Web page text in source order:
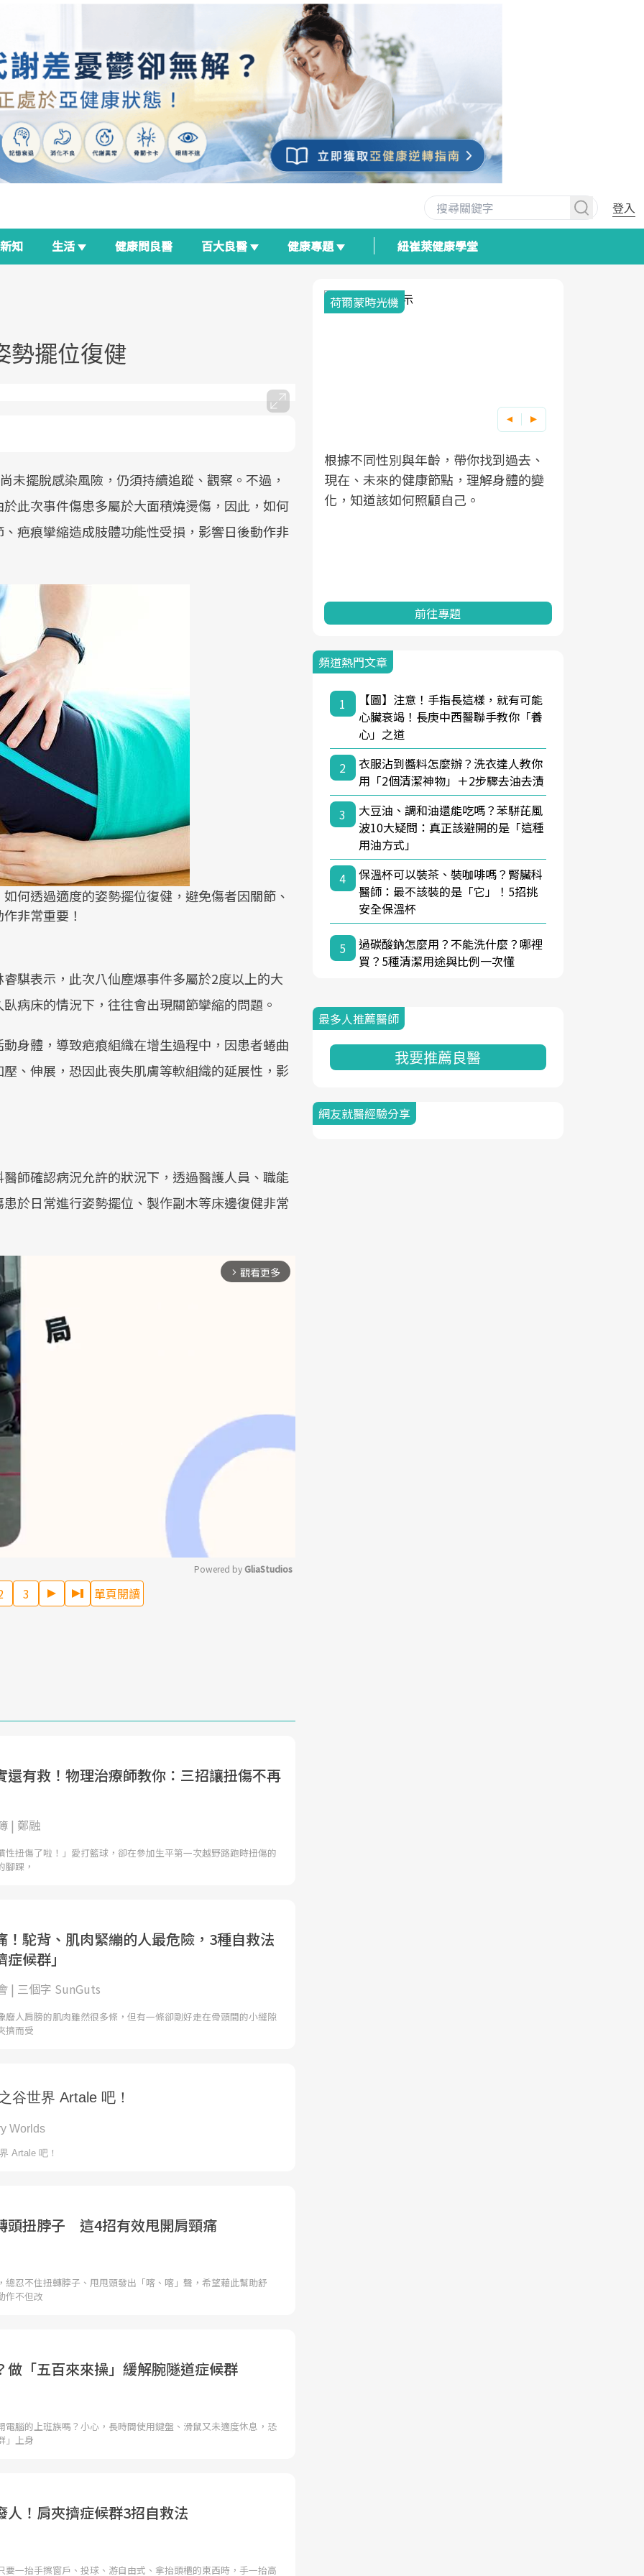
登入
新知 生活 健康問良醫 百大良醫 健康專題 紐崔萊健康學堂
勢擺位復健
未擺脫感染風險，仍須持續追蹤、觀察。不過，
此次事件傷患多屬於大面積燒燙傷，因此，如何
疤痕攣縮造成肢體功能性受損，影響日後動作非
何透過適度的姿勢擺位復健，避免傷者因關節、
非常重要！
騏表示，此次八仙塵爆事件多屬於2度以上的大
病床的情況下，往往會出現關節攣縮的問題。
身體，導致疤痕組織在增生過程中，因患者蜷曲
、伸展，恐因此喪失肌膚等軟組織的延展性，影
師確認病況允許的狀況下，透過醫護人員、職能
於日常進行姿勢擺位、製作副木等床邊復健非常
arrow_forward_ios 觀看更多
Powered by GliaStudios
3 單頁閱讀
還有救！物理治療師教你：三招讓扭傷不再
| 鄭融
性扭傷了啦！」愛打籃球，卻在參加生平第一次越野路跑時扭傷的
腳踝，
！駝背、肌肉緊繃的人最危險，3種自救法
候群」
| 三個字 SunGuts
廢人肩膀的肌肉雖然很多條，但有一條卻剛好走在骨頭間的小縫隙
擠而受
頭扭脖子 這4招有效甩開肩頸痛
總忍不住扭轉脖子、甩甩頭發出「喀、喀」聲，希望藉此幫助舒
作不但改
做「五百來來操」緩解腕隧道症候群
電腦的上班族嗎？小心，長時間使用鍵盤、滑鼠又未適度休息，恐
」上身
人！肩夾擠症候群3招自救法
要一抬手擦窗戶、投球、游自由式、拿抬頭櫃的東西時，手一抬高
邁向「健康照護」的新時代。隨著國家
政策如「健康台灣推動委員會」與「長
關注的核心議題。然而，健檢不只是醫
狀況、啟動健康管理的重要起點。
健康新生活」，從講座、體驗到運動，
全面啟動你的健康革命！
發，透過醫學觀點與日常感受的對話，
建立對亞健康的認知，進而引導實際的
荷爾蒙時光機
根據不同性別與年齡，帶你找到過去、
現在、未來的健康節點，理解身體的變
化，知道該如何照顧自己。
前往專題
頻道熱門文章
1
【圖】注意！手指長這樣，就有可能
心臟衰竭！長庚中西醫聯手教你「養
心」之道
2
衣服沾到醬料怎麼辦？洗衣達人教你
用「2個清潔神物」＋2步驟去油去漬
3
大豆油、調和油還能吃嗎？苯駢芘風
波10大疑問：真正該避開的是「這種
用油方式」
4
保溫杯可以裝茶、裝咖啡嗎？腎臟科
醫師：最不該裝的是「它」！5招挑
安全保溫杯
5
過碳酸鈉怎麼用？不能洗什麼？哪裡
買？5種清潔用途與比例一次懂
最多人推薦醫師
我要推薦良醫
網友就醫經驗分享